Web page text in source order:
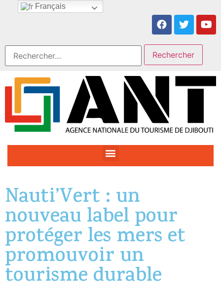
Nauti’Vert : un
nouveau label pour
protéger les mers et
promouvoir un
tourisme durable
Français